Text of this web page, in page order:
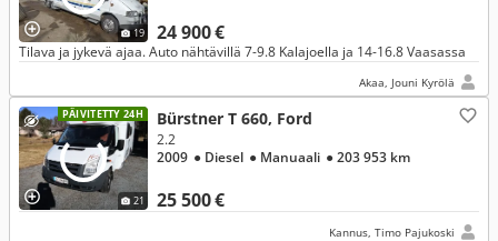
19 24 900 €
Tilava ja jykevä ajaa. Auto nähtävillä 7-9.8 Kalajoella ja 14-16.8 Vaasassa
Akaa, Jouni Kyrölä
PÄIVITETTY 24H
21
Bürstner T 660, Ford
25 500 €
2.2
2009 ● Diesel ● Manuaali ● 203 953 km
Kannus, Timo Pajukoski